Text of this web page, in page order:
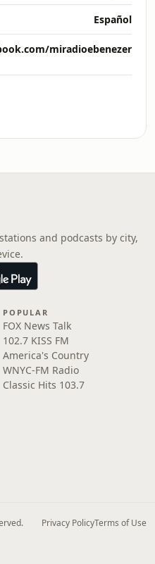
Español
miradioebenezer
and podcasts by city,
POPULAR
FOX News Talk
102.7 KISS FM
America's Country
WNYC-FM Radio
Classic Hits 103.7
Privacy PolicyTerms of Use